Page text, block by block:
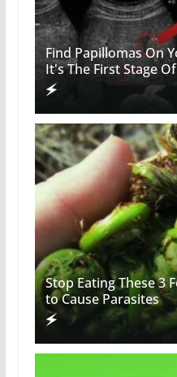
Find Papillomas On
It's The First Stage
Stop Eating These 3
to Cause Parasites